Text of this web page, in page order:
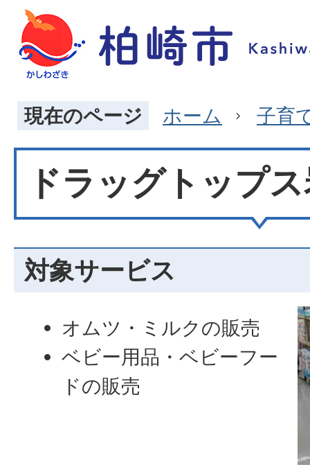
現在のページ ホーム 子育
ドラッグトップ
対象サービス
オムツ・ミルクの販売
ベビー用品・ベビーフー
ドの販売